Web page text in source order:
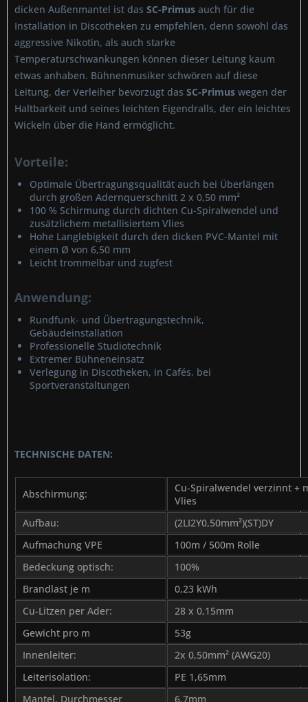
dicken Außenmantel ist das SC-Primus auch für die
Installation in Discotheken zu empfehlen, denn sowohl das
aggressive Nikotin, als auch starke
Temperaturschwankungen können dieser Leitung kaum
etwas anhaben. Bühnenmusiker schwören auf diese
Leitung, der Verleiher bevorzugt das SC-Primus wegen der
Haltbarkeit und seines leichten Eigendralls, der ein leichtes
Wickeln über die Hand ermöglicht.
Vorteile:
Optimale Übertragungsqualität auch bei Überlängen
durch großen Adernquerschnitt 2 x 0,50 mm²
100 % Schirmung durch dichten Cu-Spiralwendel und
zusätzlichem metallisiertem Vlies
Hohe Langlebigkeit durch den dicken PVC-Mantel mit
einem Ø von 6,50 mm
Leicht trommelbar und zugfest
Anwendung:
Rundfunk- und Übertragungstechnik,
Gebäudeinstallation
Professionelle Studiotechnik
Extremer Bühneneinsatz
Verlegung in Discotheken, in Cafés, bei
Sportveranstaltungen
TECHNISCHE DATEN:
Abschirmung:
Cu-Spiralwendel verzinnt +
Vlies
Aufbau:
(2LI2Y0,50mm²)(ST)DY
Aufmachung VPE
100m / 500m Rolle
Bedeckung optisch:
100%
Brandlast je m
0,23 kWh
Cu-Litzen per Ader:
28 x 0,15mm
Gewicht pro m
53g
Innenleiter:
2x 0,50mm² (AWG20)
Leiterisolation:
PE 1,65mm
Mantel, Durchmesser
6,7mm